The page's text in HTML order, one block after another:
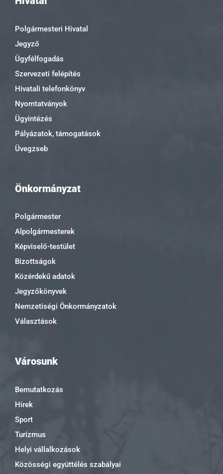
Polgármesteri Hivatal
Jegyző
Ügyfélfogadás
Szervezeti felépítés
Hivatali telefonkönyv
Nyomtatványok
Ügyintézés
Pályázatok, támogatások
Üvegzseb
Önkormányzat
Polgármester
Alpolgármesterek
Képviselő-testület
Bizottságok
Közérdekű adatok
Jegyzőkönyvek
Nemzetiségi Önkormányzatok
Választások
Városunk
Bemutatkozás
Hírek
Sport
Turizmus
Helyi vállalkozások
Közösségi együttélés szabályai